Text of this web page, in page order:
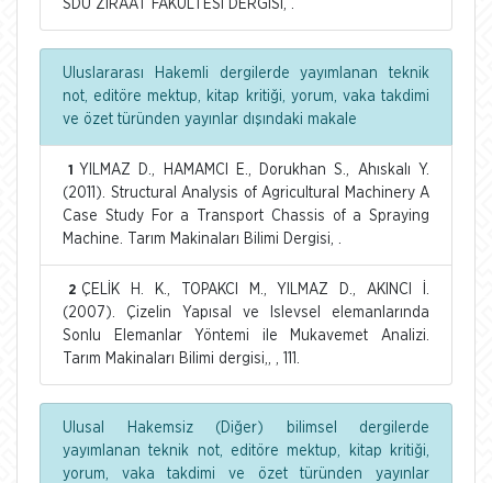
SDÜ ZİRAAT FAKÜLTESİ DERGİSİ, .
Uluslararası Hakemli dergilerde yayımlanan teknik
not, editöre mektup, kitap kritiği, yorum, vaka takdimi
ve özet türünden yayınlar dışındaki makale
1
YILMAZ D., HAMAMCI E., Dorukhan S., Ahıskalı Y.
(2011). Structural Analysis of Agricultural Machinery A
Case Study For a Transport Chassis of a Spraying
Machine. Tarım Makinaları Bilimi Dergisi, .
2 ÇELİK H. K., TOPAKCI M., YILMAZ D., AKINCI İ.
(2007). Çizelin Yapısal ve Islevsel elemanlarında
Sonlu Elemanlar Yöntemi ile Mukavemet Analizi.
Tarım Makinaları Bilimi dergisi,, , 111.
Ulusal Hakemsiz (Diğer) bilimsel dergilerde
yayımlanan teknik not, editöre mektup, kitap kritiği,
yorum, vaka takdimi ve özet türünden yayınlar